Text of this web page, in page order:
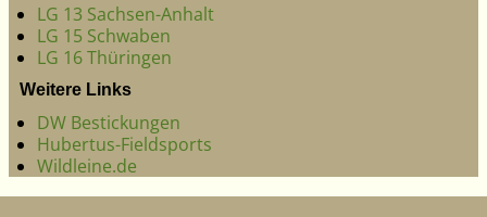
LG 13 Sachsen-Anhalt
LG 15 Schwaben
LG 16 Thüringen
Weitere Links
DW Bestickungen
Hubertus-Fieldsports
Wildleine.de